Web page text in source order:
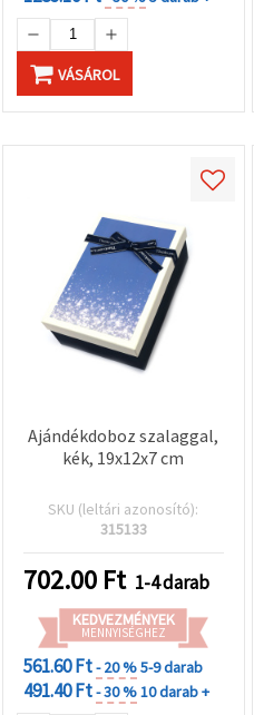
VÁSÁROL
Ajándékdoboz szalaggal,
kék, 19x12x7 cm
SKU (leltári azonosító):
315133
702.00 Ft 1-4 darab
KEDVEZMÉNYEK
MENNYISÉGHEZ
561.60 Ft- 20 %5-9 darab
491.40 Ft- 30 %10 darab +